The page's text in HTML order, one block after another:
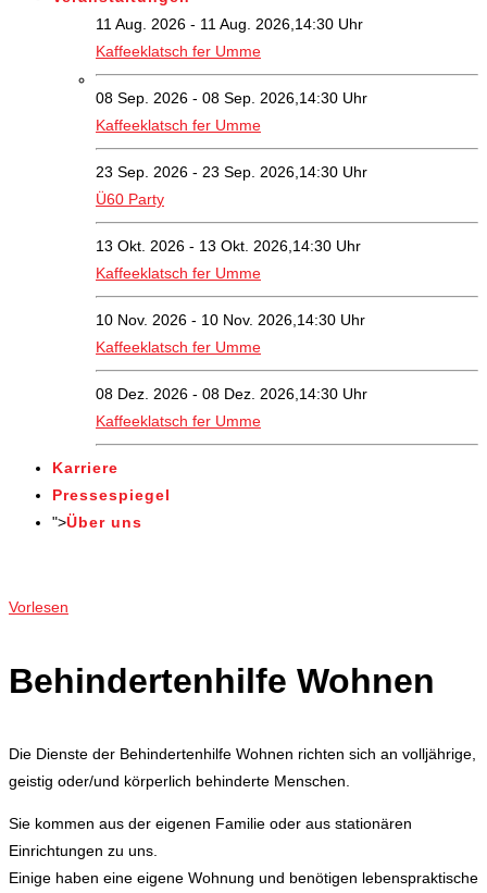
11 Aug. 2026 - 11 Aug. 2026,14:30 Uhr
Kaffeeklatsch fer Umme
08 Sep. 2026 - 08 Sep. 2026,14:30 Uhr
Kaffeeklatsch fer Umme
23 Sep. 2026 - 23 Sep. 2026,14:30 Uhr
Ü60 Party
13 Okt. 2026 - 13 Okt. 2026,14:30 Uhr
Kaffeeklatsch fer Umme
10 Nov. 2026 - 10 Nov. 2026,14:30 Uhr
Kaffeeklatsch fer Umme
08 Dez. 2026 - 08 Dez. 2026,14:30 Uhr
Kaffeeklatsch fer Umme
Karriere
Pressespiegel
">Über uns
Vorlesen
Behindertenhilfe Wohnen
Die Dienste der Behindertenhilfe Wohnen richten sich an volljährige,
geistig oder/und körperlich behinderte Menschen.
Sie kommen aus der eigenen Familie oder aus stationären
Einrichtungen zu uns.
Einige haben eine eigene Wohnung und benötigen lebenspraktische